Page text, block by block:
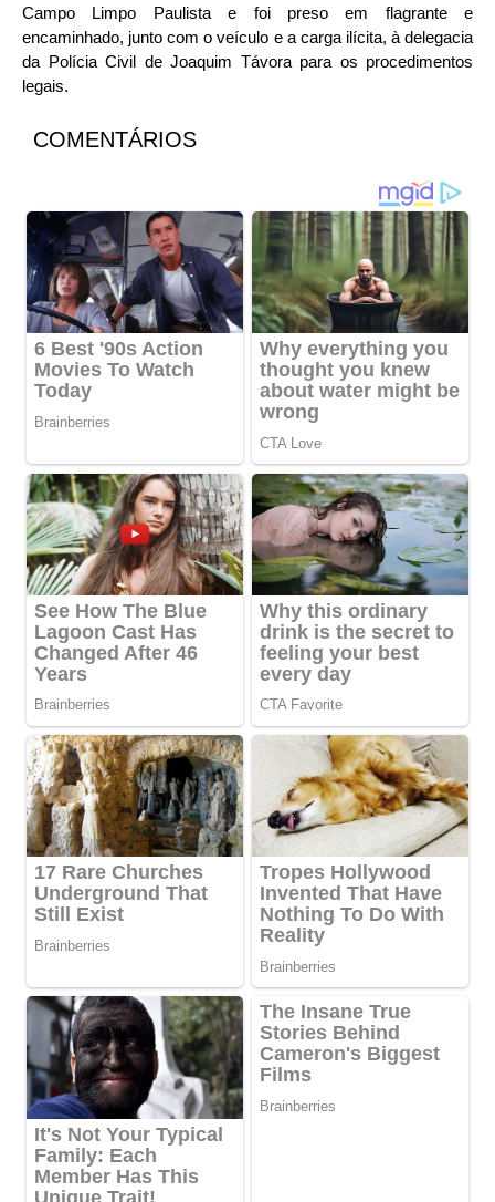
Campo Limpo Paulista e foi preso em flagrante e
encaminhado, junto com o veículo e a carga ilícita, à delegacia
da Polícia Civil de Joaquim Távora para os procedimentos
legais.
COMENTÁRIOS